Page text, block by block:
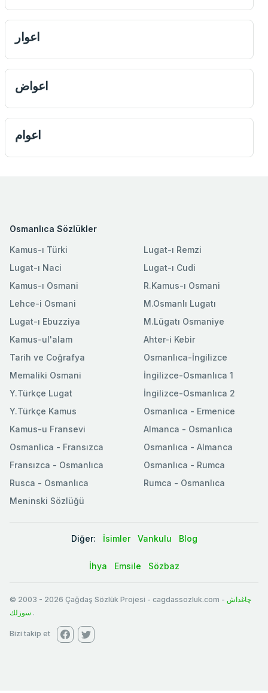
اعوار
اعواض
اعوام
Osmanlıca Sözlükler
Kamus-ı Türki
Lugat-ı Naci
Kamus-ı Osmani
Lehce-i Osmani
Lugat-ı Ebuzziya
Lugat-ı Remzi
Lugat-ı Cudi
R.Kamus-ı Osmani
M.Osmanlı Lugatı
M.Lügatı Osmaniye
Kamus-ul'alam
Tarih ve Coğrafya
Memaliki Osmani
Y.Türkçe Lugat
Y.Türkçe Kamus
Ahter-i Kebir
Osmanlıca-İngilizce
İngilizce-Osmanlıca 1
İngilizce-Osmanlıca 2
Osmanlıca - Ermenice
Kamus-u Fransevi
Osmanlica - Fransızca
Fransızca - Osmanlıca
Rusca - Osmanlıca
Meninski Sözlüğü
Almanca - Osmanlıca
Osmanlıca - Almanca
Osmanlıca - Rumca
Rumca - Osmanlıca
Diğer: İsimler Vankulu Blog
İhya Emsile Sözbaz
© 2003 - 2026 Çağdaş Sözlük Projesi - cagdassozluk.com - چاغداش
سوزلك .
Bizi takip et